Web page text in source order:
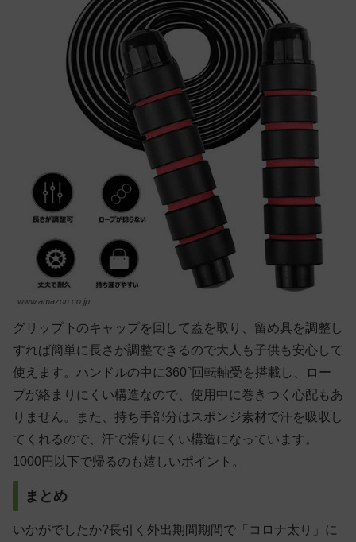
www.amazon.co.jp
グリップ下のキャップを回して蓋を取り、留め具を調整し
すれば簡単に長さが調整できるので大人も子供も安心して
使えます。ハンドルの中に360°回転軸受を搭載し、ロー
プが絡まりにくい構造なので、使用中に巻きつく心配もあ
りません。また、持ち手部分はスポンジ素材で汗を吸収し
てくれるので、汗で滑りにくい構造になっています。
1000円以下で帰るのも嬉しいポイント。
まとめ
いかがでしたか?長引く外出期間期間で「コロナ太り」に